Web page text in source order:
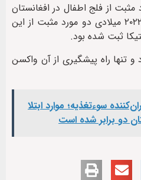
از فلج اطفال در افغانستان
ثبت نشده است اما در سال ۲۰۲۲ میلادی دو مورد مثبت از این
ثبت شده بود.
و تنها راه پیشگیری از آن واکسن
سوءتغذیه؛ موارد ابتلا